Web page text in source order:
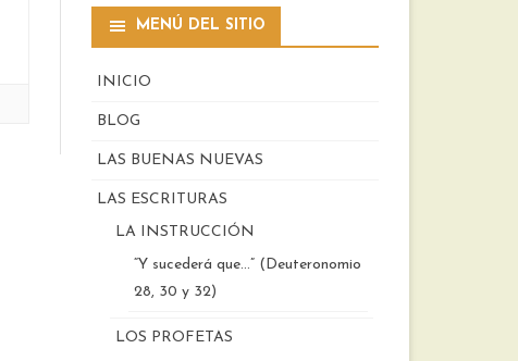
MENÚ DEL SITIO
INICIO
BLOG
LAS BUENAS NUEVAS
LAS ESCRITURAS
LA INSTRUCCIÓN
“Y sucederá que…” (Deuteronomio
28, 30 y 32)
LOS PROFETAS